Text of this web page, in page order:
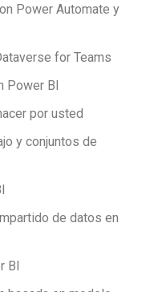
Power Automate y
for Teams
Power BI
por usted
y conjuntos de
de datos en
BI